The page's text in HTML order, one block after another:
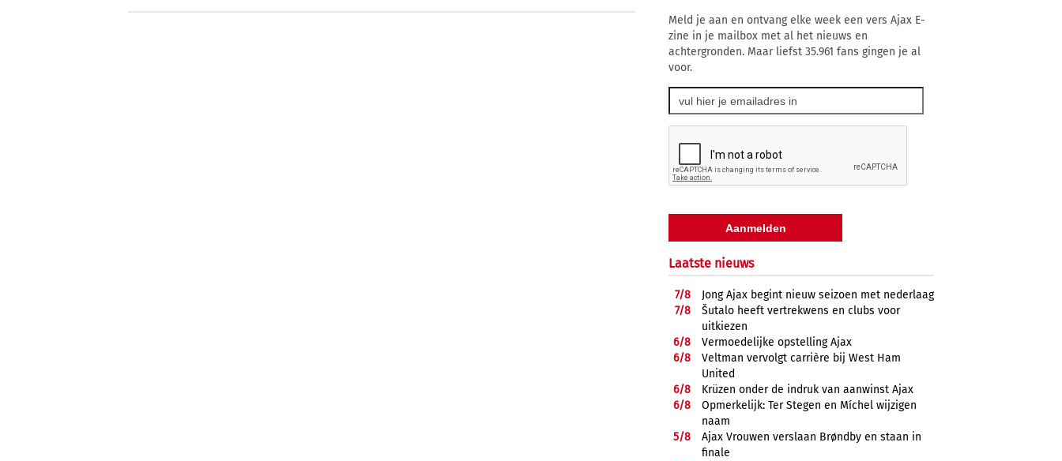
Meld je aan en ontvang elke week een vers Ajax E-
zine in je mailbox met al het nieuws en
achtergronden. Maar liefst 35.961 fans gingen je al
voor.
Laatste nieuws
7/8
Jong Ajax begint nieuw seizoen met nederlaag
7/8
Šutalo heeft vertrekwens en clubs voor
uitkiezen
6/8
Vermoedelijke opstelling Ajax
6/8
Veltman vervolgt carrière bij West Ham
United
6/8
Krüzen onder de indruk van aanwinst Ajax
6/8
Opmerkelijk: Ter Stegen en Míchel wijzigen
naam
5/8
Ajax Vrouwen verslaan Brøndby en staan in
finale